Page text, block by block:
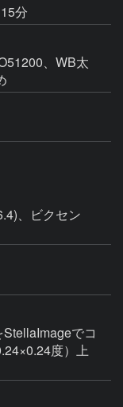
分
、WB太
、ビクセン
でコ
度）上